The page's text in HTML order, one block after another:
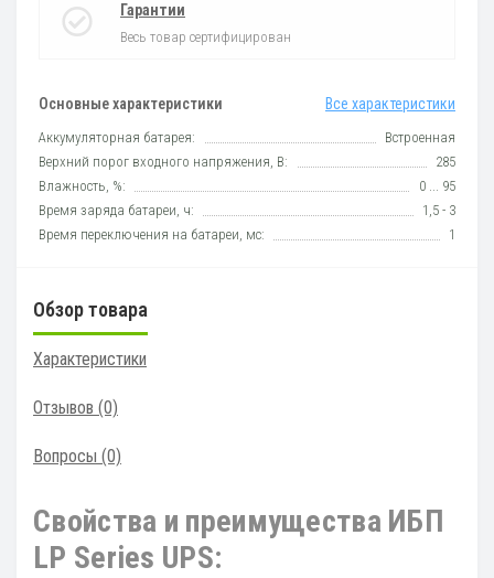
Основные характеристики Все характеристики
Аккумуляторная батарея:
Встроенная
Верхний порог входного напряжения, В:
285
Влажность, %:
0 ... 95
Время заряда батареи, ч:
1,5 - 3
Время переключения на батареи, мс:
1
Гарантии
Весь товар сертифицирован
Обзор товара
Характеристики
Отзывов (0)
Вопросы (0)
Свойства и преимущества ИБП
LP Series UPS: